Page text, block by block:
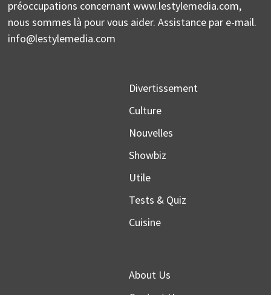
préoccupations concernant www.lestylemedia.com,
nous sommes là pour vous aider. Assistance par e-mail.
info@lestylemedia.com
Divertissement
Culture
Nouvelles
Showbiz
Utile
Tests & Quiz
Cuisine
About Us